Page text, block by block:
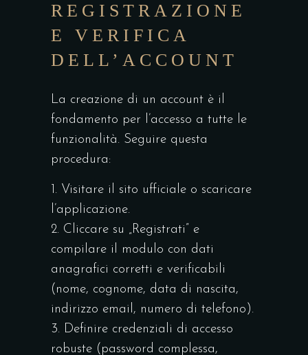
REGISTRAZIONE
E VERIFICA
DELL’ACCOUNT
La creazione di un account è il
fondamento per l’accesso a tutte le
funzionalità. Seguire questa
procedura:
Visitare il sito ufficiale o scaricare
l’applicazione.
Cliccare su „Registrati” e
compilare il modulo con dati
anagrafici corretti e verificabili
(nome, cognome, data di nascita,
indirizzo email, numero di telefono).
Definire credenziali di accesso
robuste (password complessa,